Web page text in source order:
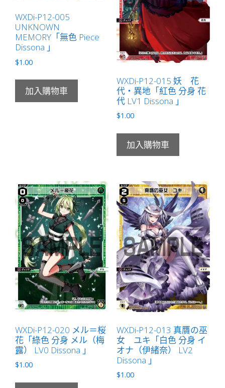
「黑
色
分
タ
マ
（小
WXDi-P12-005
UNKNOWN
MEMORY「無色 Piece
Dissona 」
$1.00
加入購物車
WXDi-P12-015 妖 花
代・異地「紅色 分身 花
代 LV1 Dissona 」
$1.00
加入購物車
WXDi-P12-020 メル＝桜
花「綠色 分身 メル（梅
露） LV0 Dissona 」
$1.00
WXDi-P12-013 真贋の巫
女 ユキ「白色 分身 イ
オナ（伊緒奈） LV2
Dissona 」
$1.00